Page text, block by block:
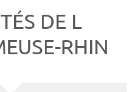
DE L
RHIN